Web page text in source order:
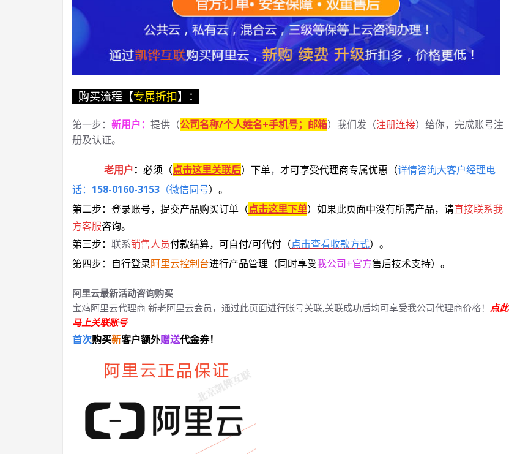
购买流程【专属折扣】：
第一步： 新用户： 提供（公司名称/个人姓名+手机号；邮箱）我们发（注册连接）给你，完成账号注
册及认证。
老用户： 必须 （点击这里关联后） 下单， 才可享受代理商专属优惠 （详情咨询大客户经理电
话： 158-0160-3153 （微信同号） 。
第二步：登录账号，提交产品购买订单（点击这里下单） 如果此页面中没有所需产品，请直接联系我
方客服咨询。
第三步： 联系销售人员付款结算，可自付/可代付（点击查看收款方式）。
第四步：自行登录阿里云控制台进行产品管理（同时享受我公司+官方售后技术支持）。
阿里云最新活动咨询购买
宝鸡阿里云代理商 新老阿里云会员，通过此页面进行账号关联,关联成功后均可享受我公司代理商价格！ 点此
马上关联账号
首次购买新客户额外赠送代金券！